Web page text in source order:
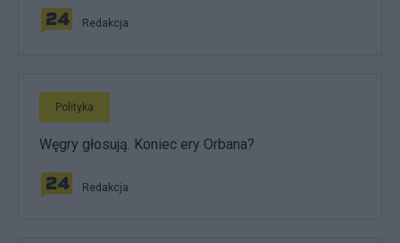
Redakcja
Polityka
Węgry głosują. Koniec ery Orbana?
Redakcja